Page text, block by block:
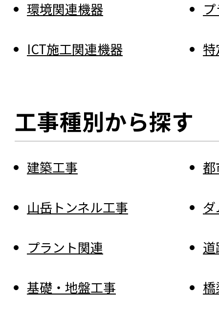
環境関連機器
ICT施工関連機器
工事種別から探す
建築工事
山岳トンネル工事
プラント関連
基礎・地盤工事